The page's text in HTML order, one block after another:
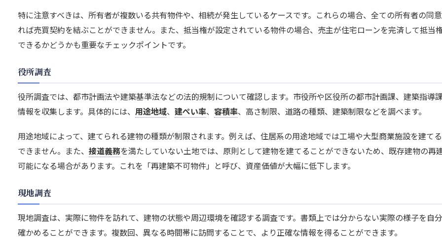
特に注意すべきは、所有者が複数いる共有物件や、相続が発生しているケースです。これらの場合、全ての所有者の同
れば売買契約を結ぶことができません。また、抵当権が設定されている物件の場合、売主が住宅ローンを完済して抵当
できるかどうかも重要なチェックポイントです。
役所調査
役所調査では、都市計画法や建築基準法などの法的規制について確認します。市役所や区役所の都市計画課、建築指導
情報を収集します。具体的には、 用途地域、 建ぺい率、 容積率、高さ制限、道路の種類、建築制限などを調べます。
用途地域によって、建てられる建物の種類が制限されます。例えば、住居系の用途地域では工場や大型商業施設を建て
できません。また、 接道義務を満たしていない土地では、原則として建物を建てることができないため、既存建物の再
可能になる場合があります。これを「再建築不可物件」と呼び、資産価値が大幅に低下します。
現地調査
現地調査は、実際に物件を訪れて、建物の状態や周辺環境を確認する調査です。書類上では分からない実際の様子を自
確かめることができます。複数回、異なる時間帯に訪問することで、より正確な情報を得ることができます。